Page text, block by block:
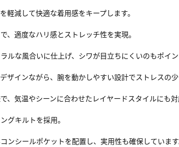
軽減して快適な着用感をキープします。
、適度なハリ感とストレッチ性を実現。
ルな風合いに仕上げ、シワが目立ちにくいのもポイン
ザインながら、腕を動かしやすい設計でストレスの少
、気温やシーンに合わせたレイヤードスタイルにも対
グキルトを採用。
ンシールポケットを配置し、実用性も確保しています